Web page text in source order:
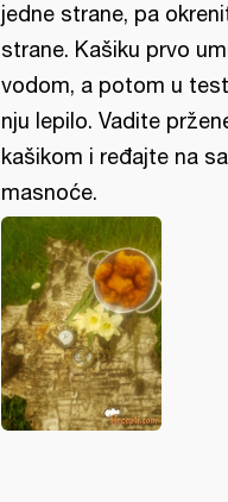
jedne strane, pa
strane. Kašiku prvo
vodom, a potom u
nju lepilo. Vadite
kašikom i ređajte na
masnoće.